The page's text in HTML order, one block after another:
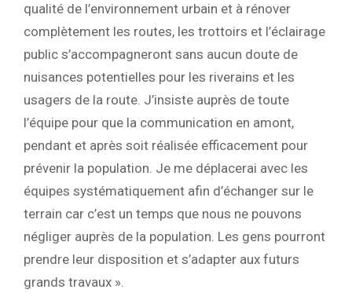
qualité de l’environnement urbain et à rénover
complètement les routes, les trottoirs et l’éclairage
public s’accompagneront sans aucun doute de
nuisances potentielles pour les riverains et les
usagers de la route. J’insiste auprès de toute
l’équipe pour que la communication en amont,
pendant et après soit réalisée efficacement pour
prévenir la population. Je me déplacerai avec les
équipes systématiquement afin d’échanger sur le
terrain car c’est un temps que nous ne pouvons
négliger auprès de la population. Les gens pourront
prendre leur disposition et s’adapter aux futurs
grands travaux ».